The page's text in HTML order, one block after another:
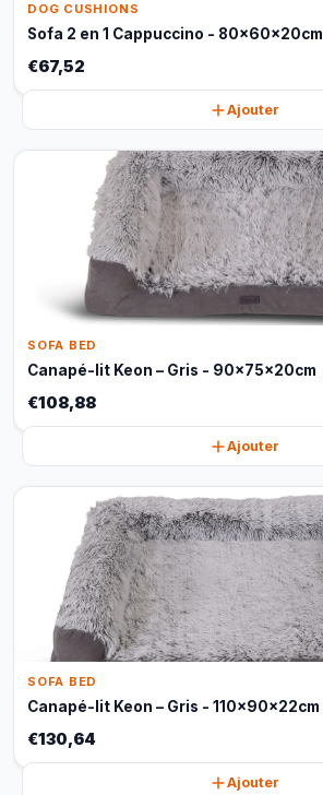
DOG CUSHIONS
Sofa 2 en 1 Cappuccino - 80x60x20cm
€67,52
Ajouter
SOFA BED
Canapé-lit Keon – Gris - 90x75x20cm
€108,88
Ajouter
SOFA BED
Canapé-lit Keon – Gris - 110x90x22cm
€130,64
Ajouter